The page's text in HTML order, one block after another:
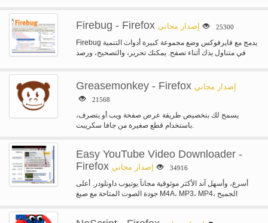
Firebug - Firefox إصدار مجاني 25300
Firebug يدمج مع فايرفوكس وضع مجموعة كبيرة أدوات التنمية
في متناول يدك أثناء تصفح. يمكنك تحرير، والتصحيح، ورصد
Greasemonkey - Firefox إصدار مجاني
21568
يسمح لك بتخصيص طريقة عرض صفحة ويب أو يتصرف،
باستخدام قطع صغيرة من جافا سكريبت.
Easy YouTube Video Downloader -
Firefox إصدار مجاني 34916
أسرع، وأسهل آند الأكثر موثوقية مجاناً يوتيوب داونلودر. أعلى
جودة الصوت المتاحة مع صيغ M4A، MP3، MP4، الجميح